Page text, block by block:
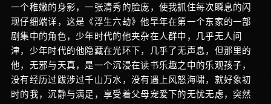
一个稚嫩的身影，一张清秀的脸庞，使我抓住每次瞬息的闪
现仔细端详，这是《浮生六劫》他早年在第一个东家的一部
剧集中的角色，少年时代的他夹杂在人群中，几乎无人问
津，少年时代的他隐藏在光环下，几乎了无声息，但那里的
他，无邪与天真，是一个沉浸在读书乐趣之中的乐观孩子，
没有经历过跋涉过千山万水，没有遇上风怒海啸，就好象初
时的我，沉静与满足，享受着父母宠爱下的无忧无虑，突然